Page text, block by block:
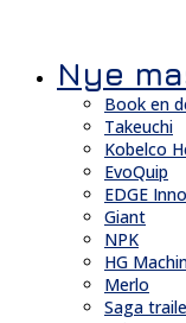
Nye
Book en
Takeuchi
Kobelco
EvoQuip
EDGE
Giant
NPK
HG
Merlo
Saga